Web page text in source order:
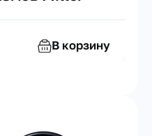
В корзину